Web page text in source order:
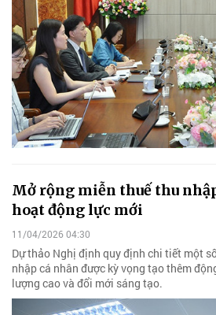
Mở rộng miễn thuế thu
hoạt động lực mới
11/04/2026 04:30
Dự thảo Nghị định quy định chi tiết một
nhập cá nhân được kỳ vọng tạo thêm
lượng cao và đổi mới sáng tạo.